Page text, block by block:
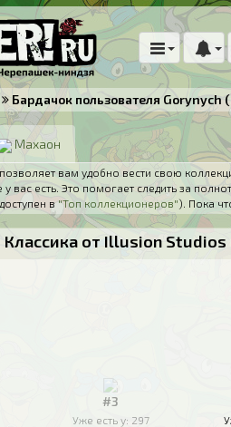
Бардачок пользователя Gorynych
Махаон
вам удобно вести свою
вас есть. Это помогает следить за
в "Топ коллекционеров"). Пока
Классика от Illusion Studios
#3
Уже есть у: 297